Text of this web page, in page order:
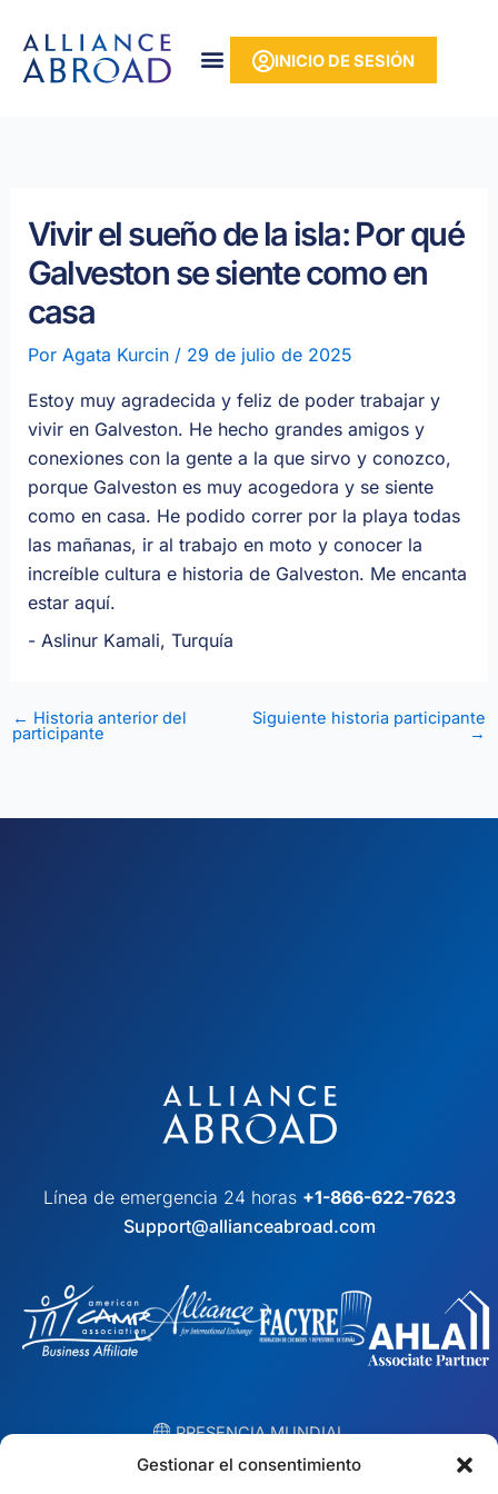
Gestionar el consentimiento
contenido
INICIO DE SESIÓN
Vivir el sueño de la isla: Por qué
Galveston se siente como en
casa
Por Agata Kurcin / 29 de julio de 2025
Estoy muy agradecida y feliz de poder trabajar y
vivir en Galveston. He hecho grandes amigos y
conexiones con la gente a la que sirvo y conozco,
porque Galveston es muy acogedora y se siente
como en casa. He podido correr por la playa todas
las mañanas, ir al trabajo en moto y conocer la
increíble cultura e historia de Galveston. Me encanta
estar aquí.
- Aslinur Kamali, Turquía
← Historia anterior del
participante
Siguiente historia participante
→
Línea de emergencia 24 horas +1-866-622-7623
Support@allianceabroad.com
︎ PRESENCIA MUNDIAL
Equipos locales en 10 países